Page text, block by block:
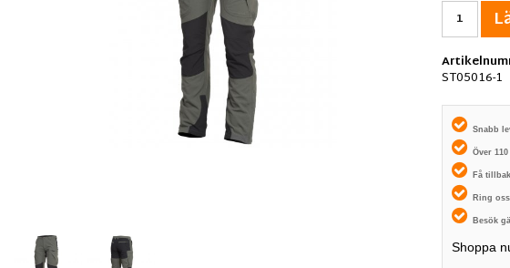
ST05016-1
Snabb
Över
Få
Ring
Besök
Shoppa